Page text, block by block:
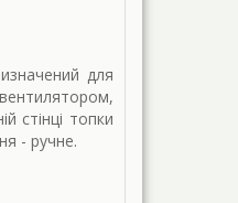
для
стінці топки
- ручне.